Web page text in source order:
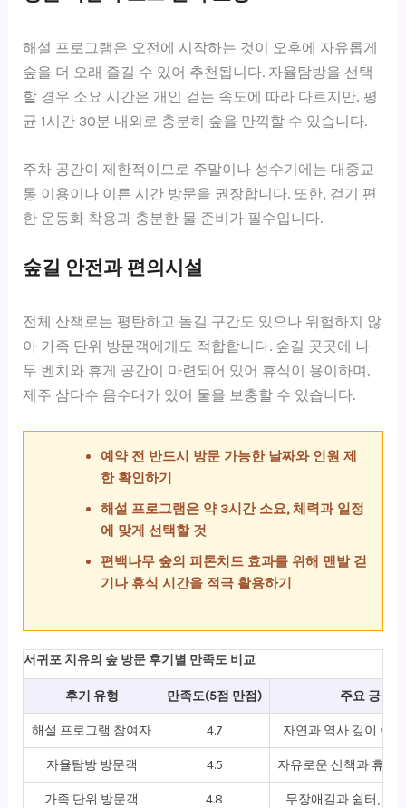
해설 프로그램은 오전에 시작하는 것이 오후에 자유롭게
숲을 더 오래 즐길 수 있어 추천됩니다. 자율탐방을 선택
할 경우 소요 시간은 개인 걷는 속도에 따라 다르지만, 평
균 1시간 30분 내외로 충분히 숲을 만끽할 수 있습니다.
주차 공간이 제한적이므로 주말이나 성수기에는 대중교
통 이용이나 이른 시간 방문을 권장합니다. 또한, 걷기 편
한 운동화 착용과 충분한 물 준비가 필수입니다.
숲길 안전과 편의시설
전체 산책로는 평탄하고 돌길 구간도 있으나 위험하지 않
아 가족 단위 방문객에게도 적합합니다. 숲길 곳곳에 나
무 벤치와 휴게 공간이 마련되어 있어 휴식이 용이하며,
제주 삼다수 음수대가 있어 물을 보충할 수 있습니다.
예약 전 반드시 방문 가능한 날짜와 인원 제
한 확인하기
해설 프로그램은 약 3시간 소요, 체력과 일정
에 맞게 선택할 것
편백나무 숲의 피톤치드 효과를 위해 맨발 걷
기나 휴식 시간을 적극 활용하기
서귀포 치유의 숲 방문 후기별 만족도 비교
후기 유형 만족도(5점 만점) 주요 긍정점
해설 프로그램 참여자 4.7 자연과 역사 깊이 이
자율탐방 방문객 4.5 자유로운 산책과 휴식,
가족 단위 방문객 4.8 무장애길과 쉼터, 안